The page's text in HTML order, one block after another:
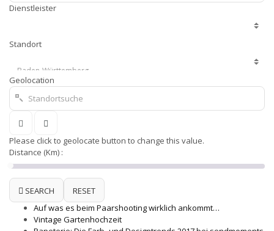
Dienstleister
Standort
Geolocation
Please click to geolocate button to change this value.
Distance (Km) :
SEARCH
RESET
Auf was es beim Paarshooting wirklich ankommt…
Vintage Gartenhochzeit